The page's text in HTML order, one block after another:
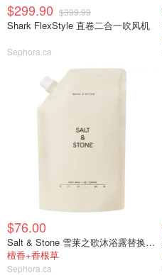
$299.90 $399.99
Shark FlexStyle 直卷二合一吹风机
Sephora.ca
$76.00
Salt & Stone 雪莱之歌沐浴露替换装956ml
檀香+香根草
Sephora.ca